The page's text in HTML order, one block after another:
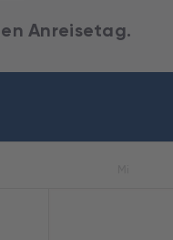
Anreisetag.